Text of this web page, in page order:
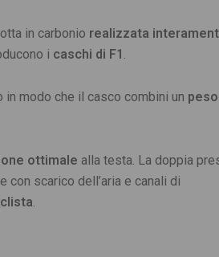
in carbonio realizzata
i caschi di F1 .
in modo che il casco combini un peso
ottimale alla testa. La doppia
con scarico dell’aria e canali di
.